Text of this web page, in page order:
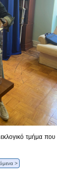
τμήμα που
>